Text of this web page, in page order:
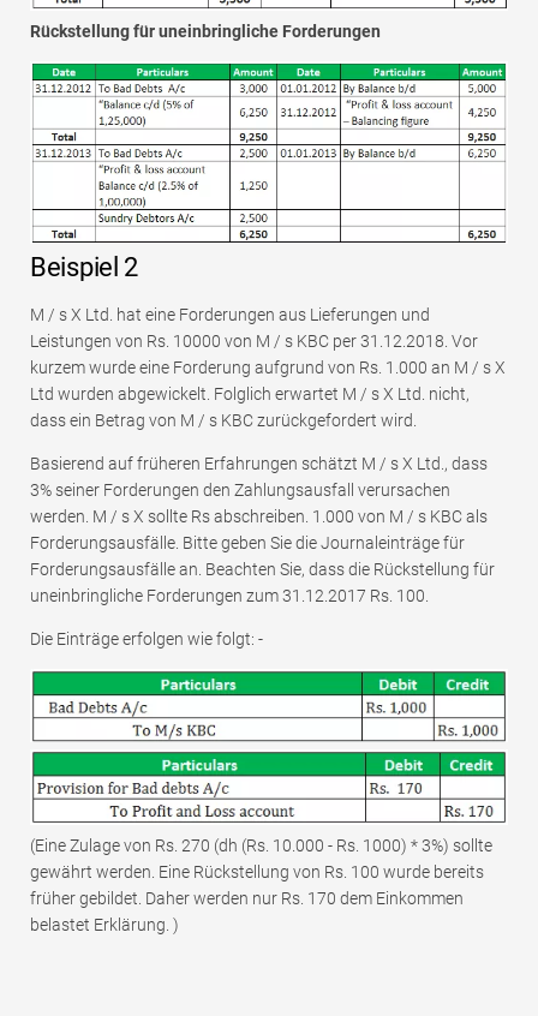
Rückstellung für uneinbringliche Forderungen
Beispiel 2
M / s X Ltd. hat eine Forderungen aus Lieferungen und
Leistungen von Rs. 10000 von M / s KBC per 31.12.2018. Vor
kurzem wurde eine Forderung aufgrund von Rs. 1.000 an M / s X
Ltd wurden abgewickelt. Folglich erwartet M / s X Ltd. nicht,
dass ein Betrag von M / s KBC zurückgefordert wird.
Basierend auf früheren Erfahrungen schätzt M / s X Ltd., dass
3% seiner Forderungen den Zahlungsausfall verursachen
werden. M / s X sollte Rs abschreiben. 1.000 von M / s KBC als
Forderungsausfälle. Bitte geben Sie die Journaleinträge für
Forderungsausfälle an. Beachten Sie, dass die Rückstellung für
uneinbringliche Forderungen zum 31.12.2017 Rs. 100.
Die Einträge erfolgen wie folgt: -
(Eine Zulage von Rs. 270 (dh (Rs. 10.000 - Rs. 1000) * 3%) sollte
gewährt werden. Eine Rückstellung von Rs. 100 wurde bereits
früher gebildet. Daher werden nur Rs. 170 dem Einkommen
belastet Erklärung. )